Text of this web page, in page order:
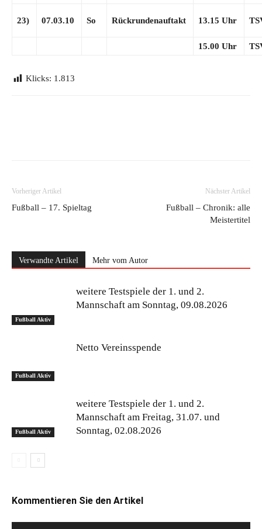
23) 07.03.10 So Rückrundenauftakt 13.15 Uhr
15.00 Uhr
Klicks: 1.813
Vorheriger Artikel
Fußball – 17. Spieltag
Nächster Artikel
Fußball – Chronik: alle
Meistertitel
Verwandte Artikel Mehr vom Autor
Fußball Aktiv
weitere Testspiele der 1. und 2.
Mannschaft am Sonntag, 09.08.2026
Fußball Aktiv
Netto Vereinsspende
Fußball Aktiv
weitere Testspiele der 1. und 2.
Mannschaft am Freitag, 31.07. und
Sonntag, 02.08.2026
Kommentieren Sie den Artikel